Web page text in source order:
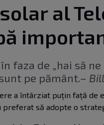
al
faza de „hai să
pe pământ.–
a întârziat puțin față de
preferat să adopte o